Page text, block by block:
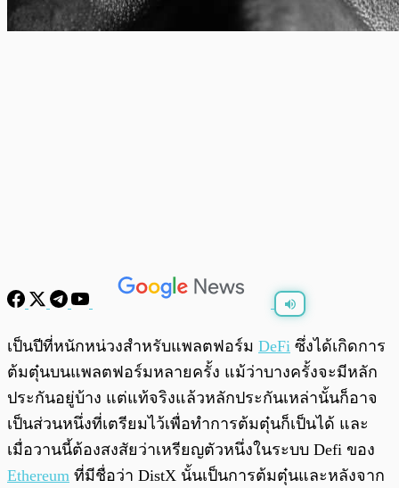
พร้อมเล่น 0:00 / 0:00
เป็นปีที่หนักหน่วงสำหรับแพลตฟอร์ม DeFi ซึ่งได้เกิดการ
ต้มตุ๋นบนแพลตฟอร์มหลายครั้ง แม้ว่าบางครั้งจะมีหลัก
ประกันอยู่บ้าง แต่แท้จริงแล้วหลักประกันเหล่านั้นก็อาจ
เป็นส่วนหนึ่งที่เตรียมไว้เพื่อทำการต้มตุ๋นก็เป็นได้ และ
เมื่อวานนี้ต้องสงสัยว่าเหรียญตัวหนึ่งในระบบ Defi ของ
Ethereum ที่มีชื่อว่า DistX นั้นเป็นการต้มตุ๋นและหลังจาก